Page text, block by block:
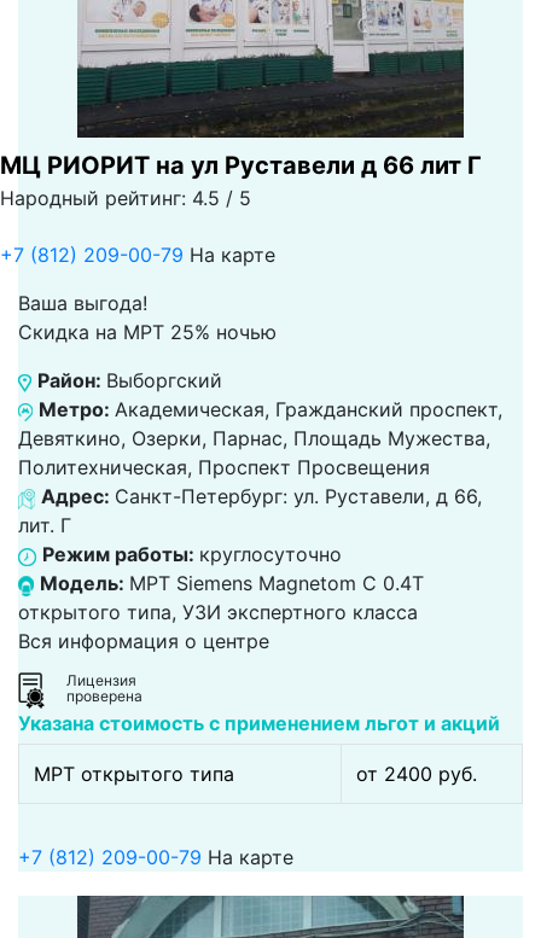
МЦ РИОРИТ на ул Руставели д 66 лит Г
Народный рейтинг: 4.5 / 5
+7 (812) 209-00-79 На карте
Ваша выгода!
Скидка на МРТ 25% ночью
Район: Выборгский
Метро: Академическая, Гражданский проспект,
Девяткино, Озерки, Парнас, Площадь Мужества,
Политехническая, Проспект Просвещения
Адрес: Санкт-Петербург: ул. Руставели, д 66,
лит. Г
Режим работы: круглосуточно
Модель: МРТ Siemens Magnetom C 0.4T
открытого типа, УЗИ экспертного класса
Вся информация о центре
Лицензия
проверена
Указана стоимость с применением льгот и акций
МРТ открытого типа от 2400 pуб.
+7 (812) 209-00-79 На карте